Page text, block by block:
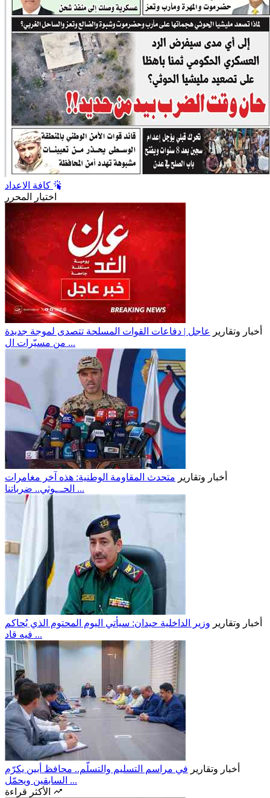
اختيار المحرر
أخبار وتقارير
عاجل | دفاعات القوات المسلحة تتصدى لموجة جديدة
من مسيّرات ال ...
أخبار وتقارير متحدث المقاومة الوطنية: هذه آخر مغامرات
الحـ.ـوثي.. ضرباتنا ...
أخبار وتقارير وزير الداخلية حيدان: سيأتي اليوم المحتوم الذي يُحاكم
فيه قاد ...
أخبار وتقارير في مراسم التسليم والتسلّم.. محافظ أبين يكرّم
السابقين ويحمّل ...